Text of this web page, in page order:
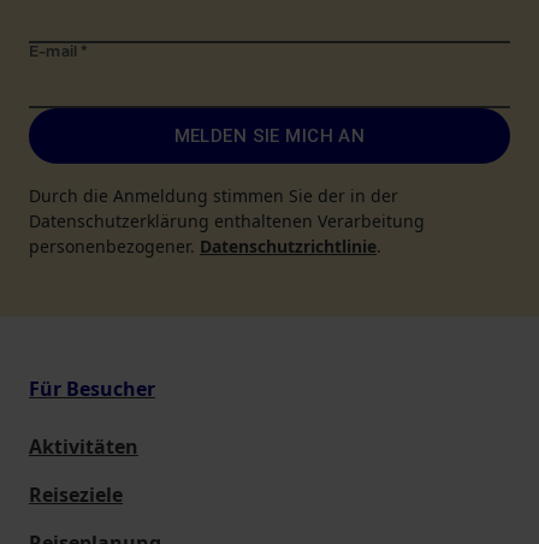
E-mail *
MELDEN SIE MICH AN
Durch die Anmeldung stimmen Sie der in der
Datenschutzerklärung enthaltenen Verarbeitung
personenbezogener. Datenschutzrichtlinie.
Für Besucher
Aktivitäten
Reiseziele